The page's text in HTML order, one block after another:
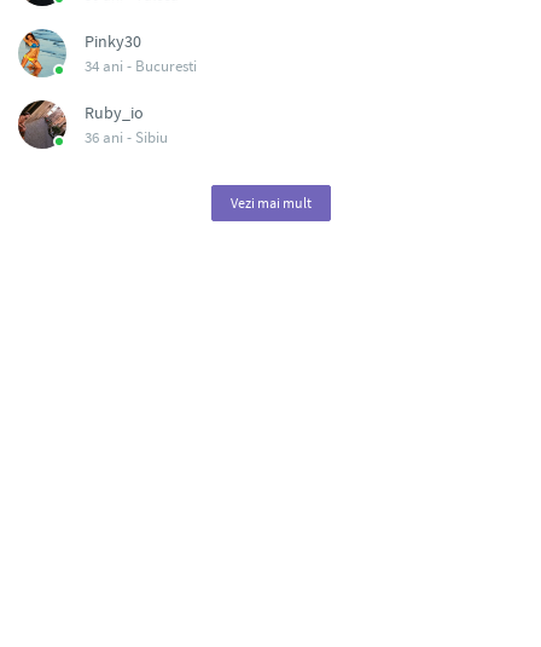
Pinky30
34 ani - Bucuresti
Ruby_io
36 ani - Sibiu
Vezi mai mult